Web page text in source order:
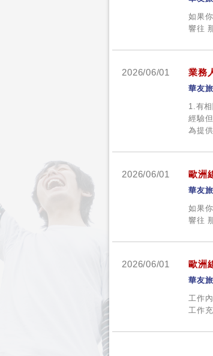
如果
響往
2026/06/01 業務
華友
1.有
經驗
為提供
2026/06/01 歐洲
華友
如果
響往
2026/06/01 歐洲
華友
工作
工作